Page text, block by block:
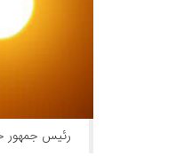
رئیس جمهور